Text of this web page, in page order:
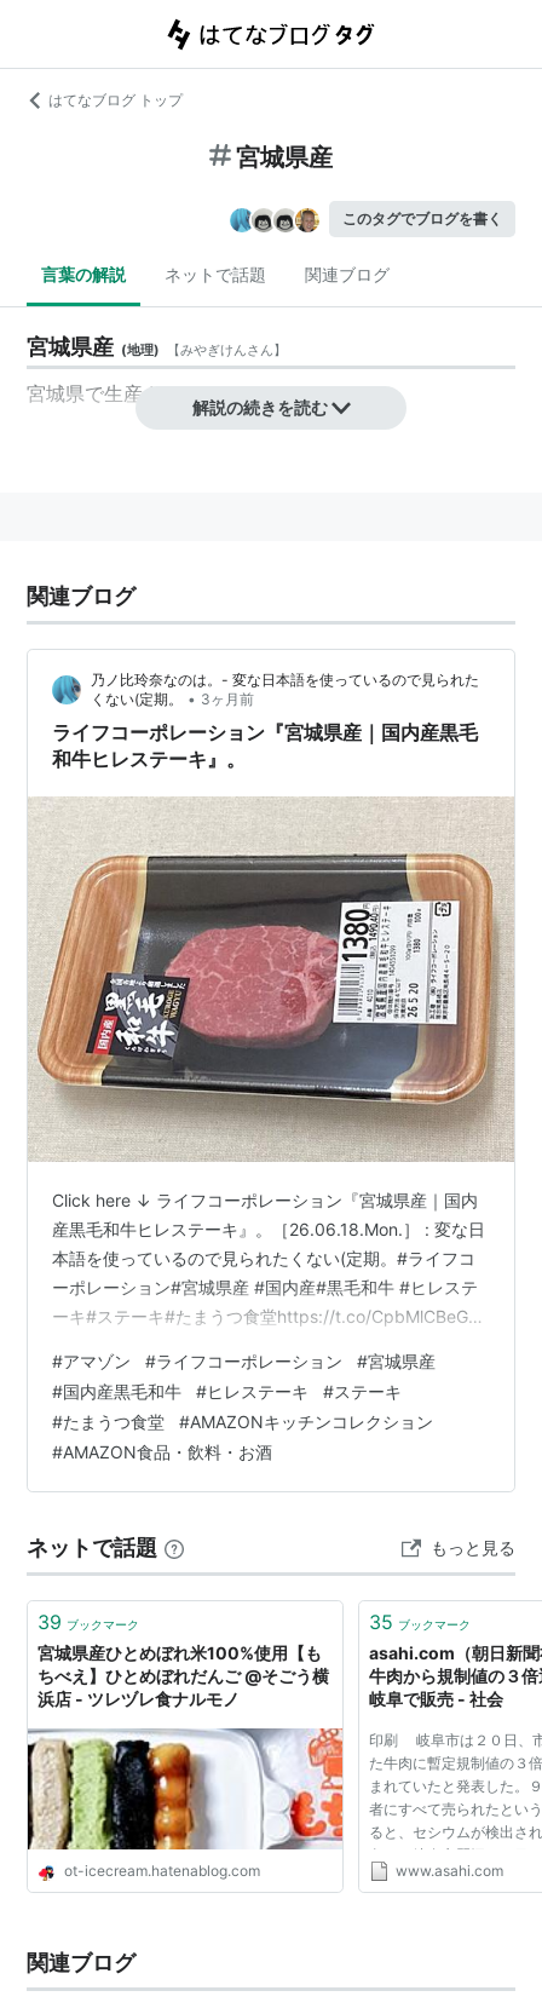
はてなブログ トップ
宮城県産
このタグでブログを書く
言葉の解説 ネットで話題 関連ブログ
宮城県産 (地理) 【みやぎけんさん】
宮城県で生産されたもの
解説の続きを読む
関連ブログ
乃ノ比玲奈なのは。- 変な日本語を使っているので見られた
くない(定期。
• 3ヶ月前
ライフコーポレーション『宮城県産｜国内産黒毛
和牛ヒレステーキ』。
Click here ↓ ライフコーポレーション『宮城県産｜国内
産黒毛和牛ヒレステーキ』。［26.06.18.Mon.］ : 変な日
本語を使っているので見られたくない(定期。#ライフコ
ーポレーション#宮城県産 #国内産#黒毛和牛 #ヒレステ
ーキ#ステーキ#たまうつ食堂https://t.co/CpbMlCBeG0
(@Nonoi_Rena) 。 (@imotchimappu) May 19, 2026
@imotchimappu 【量り売り商品】宮城県産 国内産黒毛
和牛ヒレステーキ@AmazonJPhttps://…
#アマゾン #ライフコーポレーション #宮城県産
#国内産黒毛和牛 #ヒレステーキ #ステーキ
#たまうつ食堂 #AMAZONキッチンコレクション
#AMAZON食品・飲料・お酒
ネットで話題 もっと見る
39 ブックマーク
宮城県産ひとめぼれ米100%使用【も
ちべえ】ひとめぼれだんご @そごう横
浜店 - ツレヅレ食ナルモノ
ot-icecream.hatenablog.com
35 ブックマーク
asahi.com（朝日新
牛肉から規制値の３
岐阜で販売 - 社会
印刷 岐阜市は２０日、
た牛肉に暫定規制値の３
まれていたと発表した。
者にすべて売られたと
ると、セシウムが検出さ
久」（岐阜市琴塚２丁目
れた９．６キロと、同３
www.asahi.com
関連ブログ